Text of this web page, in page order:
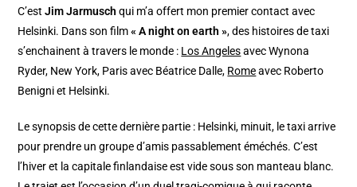
C’estJim Jarmusch qui m’a offert mon premier contact avec
Helsinki. Dans son film« A night on earth », des histoires de taxi
s’enchainent à travers le monde : Los Angelesavec Wynona
Ryder, New York, Paris avec Béatrice Dalle, Romeavec Roberto
Benigni et Helsinki.
Le synopsis de cette dernière partie : Helsinki, minuit, le taxi arrive
pour prendre un groupe d’amis passablement éméchés. C’est
l’hiver et la capitale finlandaise est vide sous son manteau blanc.